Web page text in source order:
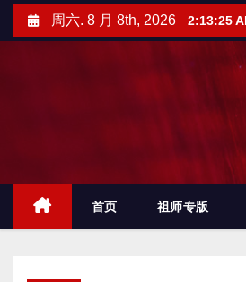
周六. 8 月 8th, 2026 2:13:26
首页 祖师专版